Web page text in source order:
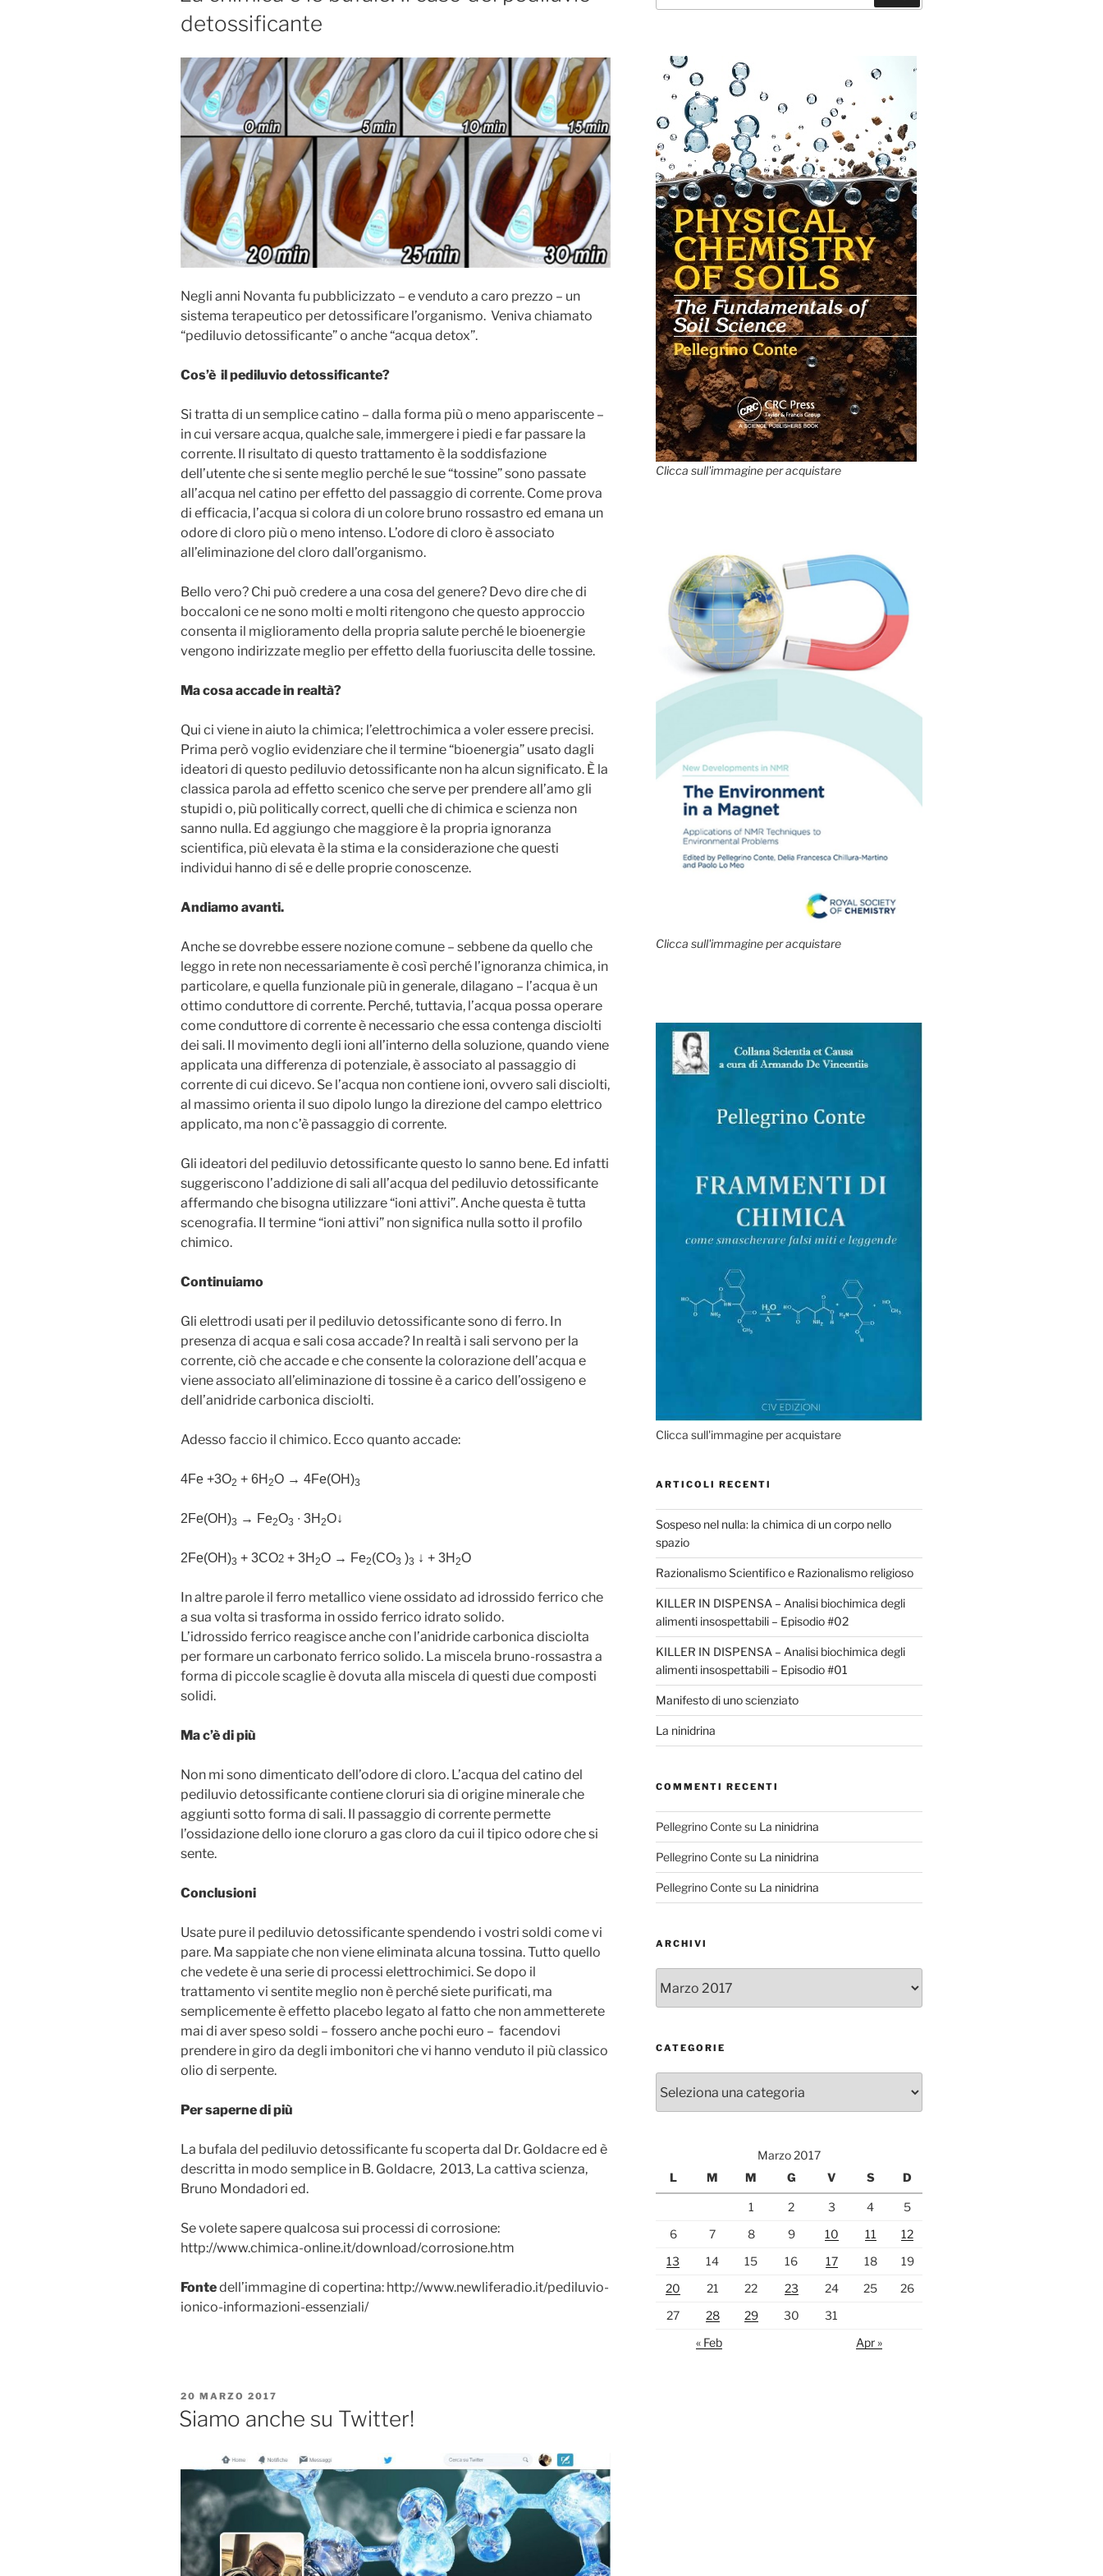
detossificante
Negli anni Novanta fu pubblicizzato – e venduto a caro prezzo – un
sistema terapeutico per detossificare l’organismo. Veniva chiamato
“pediluvio detossificante” o anche “acqua detox”.
Cos’è il pediluvio detossificante?
Si tratta di un semplice catino – dalla forma più o meno appariscente –
in cui versare acqua, qualche sale, immergere i piedi e far passare la
corrente. Il risultato di questo trattamento è la soddisfazione
dell’utente che si sente meglio perché le sue “tossine” sono passate
all’acqua nel catino per effetto del passaggio di corrente. Come prova
di efficacia, l’acqua si colora di un colore bruno rossastro ed emana un
odore di cloro più o meno intenso. L’odore di cloro è associato
all’eliminazione del cloro dall’organismo.
Bello vero? Chi può credere a una cosa del genere? Devo dire che di
boccaloni ce ne sono molti e molti ritengono che questo approccio
consenta il miglioramento della propria salute perché le bioenergie
vengono indirizzate meglio per effetto della fuoriuscita delle tossine.
Ma cosa accade in realtà?
Qui ci viene in aiuto la chimica; l’elettrochimica a voler essere precisi.
Prima però voglio evidenziare che il termine “bioenergia” usato dagli
ideatori di questo pediluvio detossificante non ha alcun significato. È la
classica parola ad effetto scenico che serve per prendere all’amo gli
stupidi o, più politically correct, quelli che di chimica e scienza non
sanno nulla. Ed aggiungo che maggiore è la propria ignoranza
scientifica, più elevata è la stima e la considerazione che questi
individui hanno di sé e delle proprie conoscenze.
Andiamo avanti.
Anche se dovrebbe essere nozione comune – sebbene da quello che
leggo in rete non necessariamente è così perché l’ignoranza chimica, in
particolare, e quella funzionale più in generale, dilagano – l’acqua è un
ottimo conduttore di corrente. Perché, tuttavia, l’acqua possa operare
come conduttore di corrente è necessario che essa contenga disciolti
dei sali. Il movimento degli ioni all’interno della soluzione, quando viene
applicata una differenza di potenziale, è associato al passaggio di
corrente di cui dicevo. Se l’acqua non contiene ioni, ovvero sali disciolti,
al massimo orienta il suo dipolo lungo la direzione del campo elettrico
applicato, ma non c’è passaggio di corrente.
Gli ideatori del pediluvio detossificante questo lo sanno bene. Ed infatti
suggeriscono l’addizione di sali all’acqua del pediluvio detossificante
affermando che bisogna utilizzare “ioni attivi”. Anche questa è tutta
scenografia. Il termine “ioni attivi” non significa nulla sotto il profilo
chimico.
Continuiamo
Gli elettrodi usati per il pediluvio detossificante sono di ferro. In
presenza di acqua e sali cosa accade? In realtà i sali servono per la
corrente, ciò che accade e che consente la colorazione dell’acqua e
viene associato all’eliminazione di tossine è a carico dell’ossigeno e
dell’anidride carbonica disciolti.
Adesso faccio il chimico. Ecco quanto accade:
4Fe +3O2 + 6H 2O → 4Fe(OH)3
2Fe(OH)3 → Fe2O3 ∙ 3H 2O↓
2Fe(OH)3 + 3CO2 + 3H 2O → Fe2(CO3 )3 ↓ + 3H 2O
In altre parole il ferro metallico viene ossidato ad idrossido ferrico che
a sua volta si trasforma in ossido ferrico idrato solido.
L’idrossido ferrico reagisce anche con l’anidride carbonica disciolta
per formare un carbonato ferrico solido. La miscela bruno-rossastra a
forma di piccole scaglie è dovuta alla miscela di questi due composti
solidi.
Ma c’è di più
Non mi sono dimenticato dell’odore di cloro. L’acqua del catino del
pediluvio detossificante contiene cloruri sia di origine minerale che
aggiunti sotto forma di sali. Il passaggio di corrente permette
l’ossidazione dello ione cloruro a gas cloro da cui il tipico odore che si
sente.
Conclusioni
Usate pure il pediluvio detossificante spendendo i vostri soldi come vi
pare. Ma sappiate che non viene eliminata alcuna tossina. Tutto quello
che vedete è una serie di processi elettrochimici. Se dopo il
trattamento vi sentite meglio non è perché siete purificati, ma
semplicemente è effetto placebo legato al fatto che non ammetterete
mai di aver speso soldi – fossero anche pochi euro – facendovi
prendere in giro da degli imbonitori che vi hanno venduto il più classico
olio di serpente.
Per saperne di più
La bufala del pediluvio detossificante fu scoperta dal Dr. Goldacre ed è
descritta in modo semplice in B. Goldacre, 2013, La cattiva scienza,
Bruno Mondadori ed.
Se volete sapere qualcosa sui processi di corrosione:
http://www.chimica-online.it/download/corrosione.htm
Fontedell’immagine di copertina: http://www.newliferadio.it/pediluvio-
ionico-informazioni-essenziali/
PUBBLICATO
IL
20 MARZO 2017
Siamo anche su Twitter!
Clicca sull'immagine per acquistare
Clicca sull'immagine per acquistare
Clicca sull'immagine per acquistare
ARTICOLI RECENTI
Sospeso nel nulla: la chimica di un corpo nello
spazio
Razionalismo Scientifico e Razionalismo religioso
KILLER IN DISPENSA – Analisi biochimica degli
alimenti insospettabili – Episodio #02
KILLER IN DISPENSA – Analisi biochimica degli
alimenti insospettabili – Episodio #01
Manifesto di uno scienziato
La ninidrina
COMMENTI RECENTI
Pellegrino Contesu La ninidrina
Pellegrino Contesu La ninidrina
Pellegrino Contesu La ninidrina
ARCHIVI
CATEGORIE
Marzo 2017
L
M M G V S D
1 2 3 4
5
6
7 8 9 10 11
12
13
14 15 16 17 18
19
20
21 22 23 24 25
26
27
28 29 30
31
« Feb
Apr »